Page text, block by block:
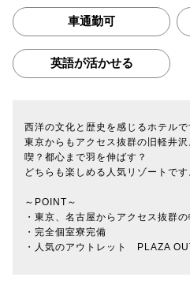
車通勤可
英語が活かせる
西洋の文化と歴史を感じるホテルで
東京からもアクセス抜群の旧軽井
喫？都心まで羽を伸ばす？
どちらも楽しめる人気リゾートです
～POINT～
・東京、名古屋からアクセス抜群の
・完全個室寮完備
・人気のアウトレット PLAZA